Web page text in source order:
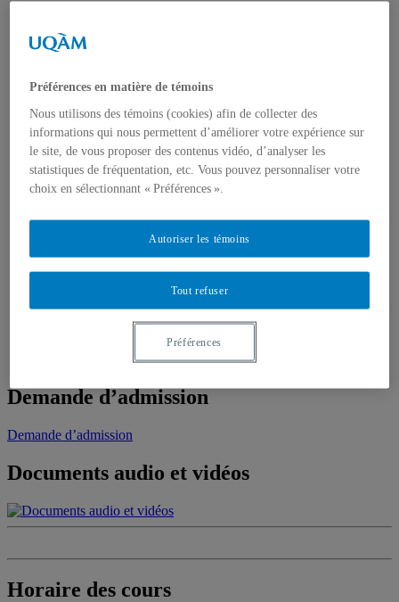
Cours à suivre
Corps professoral
Champs de recherche
Nous joindre
Futurs étudiants
Étudier en sémiotique
Vie étudiante
Soutien financier
Ressources et formulaires
Le Laboratoire de résistance sémiotique
Étudiants inscrits
Examen doctoral
Expériences professionnelles et emplois
Demande d’admission
Demande d’admission
Documents audio et vidéos
Horaire des cours
Préférences en matière de témoins
Nous utilisons des témoins (cookies) afin de collecter des
informations qui nous permettent d’améliorer votre expérience sur
le site, de vous proposer des contenus vidéo, d’analyser les
statistiques de fréquentation, etc. Vous pouvez personnaliser votre
choix en sélectionnant « Préférences ».
Tout refuser
Autoriser les témoins
Préférences